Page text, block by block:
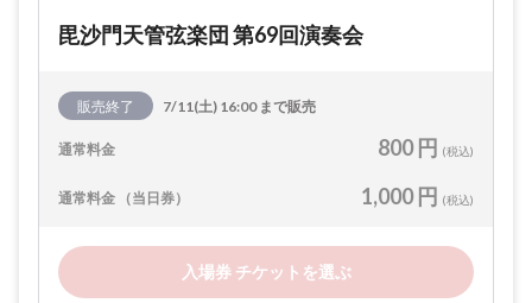
毘沙門天管弦楽団 第69回演奏会
販売終了 7/11(土) 16:00 まで販売
通常料金 800 円 (税込)
通常料金 （当日券） 1,000 円 (税込)
入場券 チケットを選ぶ